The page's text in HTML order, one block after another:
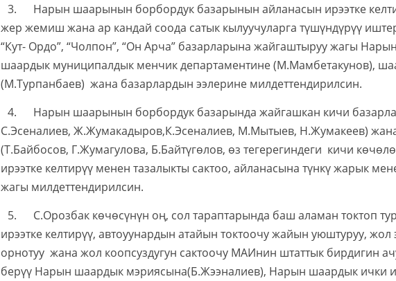
3. Нарын шаарынын борбордук базарынын айланасын ирээтке
жер жемиш жана ар кандай соода сатык кылуучуларга түшүндүрүү
“Кут- Ордо”, “Чолпон”, “Он Арча” базарларына жайгаштыруу жагы
шаардык муниципалдык менчик департаментине (М.Мамбетакунов),
(М.Турпанбаев) жана базарлардын ээлерине милдеттендирилсин.
4. Нарын шаарынын борбордук базарында жайгашкан кичи
С.Эсеналиев, Ж.Жумакадыров,К.Эсеналиев, М.Мытыев, Н.Жумакеев)
(Т.Байбосов, Г.Жумагулова, Б.Байтүгөлов, өз тегерегиндеги кичи
ирээтке келтирүү менен тазалыкты сактоо, айланасына түнкү жарык
жагы милдеттендирилсин.
5. С.Орозбак көчөсүнүн оң, сол тараптарында баш аламан токтоп
ирээтке келтирүү, автоуунардын атайын токтоочу жайын уюштуруу,
орнотуу жана жол коопсуздугун сактоочу МАИнин штаттык бирдигин
берүү Нарын шаардык мэриясына(Б.Жээналиев), Нарын шаардык ички